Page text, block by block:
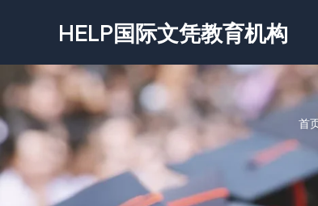
容
HELP国际文凭教育机构
首